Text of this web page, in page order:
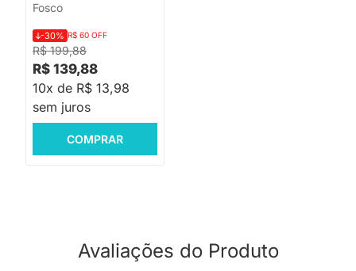
Fosco
R$ 199,88
-30% R$ 60 OFF
R$ 139,88
10x de R$ 13,98
sem juros
COMPRAR
Avaliações do Produto